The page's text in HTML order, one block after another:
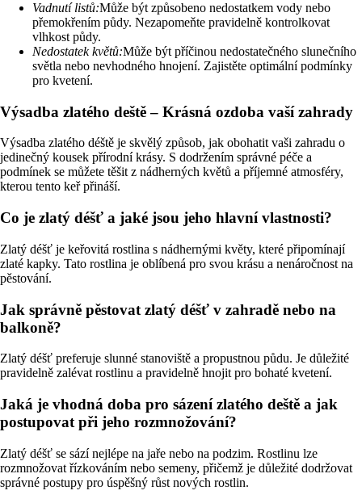
Vadnutí listů:Může být způsobeno nedostatkem vody nebo
přemokřením půdy. Nezapomeňte pravidelně kontrolkovat
vlhkost půdy.
Nedostatek květů:Může být příčinou nedostatečného slunečního
světla nebo nevhodného hnojení. Zajistěte optimální podmínky
pro kvetení.
Výsadba zlatého deště – Krásná ozdoba vaší zahrady
Výsadba zlatého déště je skvělý způsob, jak obohatit vaši zahradu o
jedinečný kousek přírodní krásy. S dodržením správné péče a
podmínek se můžete těšit z nádherných květů a příjemné atmosféry,
kterou tento keř přináší.
Co je zlatý déšť a jaké jsou jeho hlavní vlastnosti?
Zlatý déšť je keřovitá rostlina s nádhernými květy, které připomínají
zlaté kapky. Tato rostlina je oblíbená pro svou krásu a nenáročnost na
pěstování.
Jak správně pěstovat zlatý déšť v zahradě nebo na
balkoně?
Zlatý déšť preferuje slunné stanoviště a propustnou půdu. Je důležité
pravidelně zalévat rostlinu a pravidelně hnojit pro bohaté kvetení.
Jaká je vhodná doba pro sázení zlatého deště a jak
postupovat při jeho rozmnožování?
Zlatý déšť se sází nejlépe na jaře nebo na podzim. Rostlinu lze
rozmnožovat řízkováním nebo semeny, přičemž je důležité dodržovat
správné postupy pro úspěšný růst nových rostlin.